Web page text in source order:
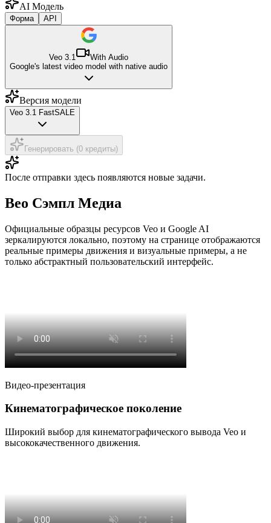
AI Модель
Форма API
Veo 3.1
With Audio
Google's latest video model with native audio
Версия модели
Veo 3.1 FastSALE
Генерировать (0 кредиты)
После отправки здесь появляются новые задачи.
Вео Сэмпл Медиа
Официальные образцы ресурсов Veo и Google AI
зеркалируются локально, поэтому на странице отображаются
реальные примеры движения и визуальные примеры, а не
только абстрактный пользовательский интерфейс.
Видео-презентация
Кинематографическое поколение
Широкий выбор для кинематографического вывода Veo и
высококачественного движения.